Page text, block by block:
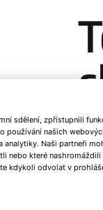
sdělení, zpřístupnili
používání našich
analytiky. Naši partneři
nebo které nashromáždili
kdykoli odvolat v